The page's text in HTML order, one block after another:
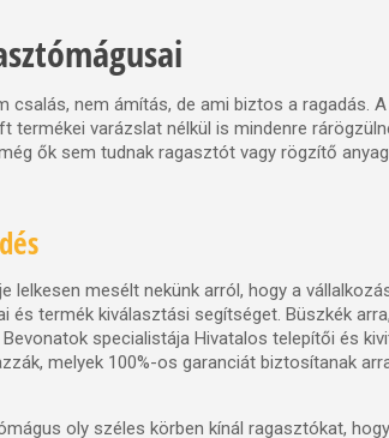
csalás, nem ámítás, de ami biztos a ragadás.
termékei varázslat nélkül is mindenre
ők sem tudnak ragasztót vagy rögzítő
lelkesen mesélt nekünk arról, hogy a
termék kiválasztási segítséget. Büszkék
specialistája Hivatalos telepítői és
melyek 100%-os garanciát biztosítanak
oly széles körben kínál ragasztókat,